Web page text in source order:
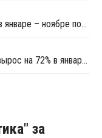
Импорт ПК-гранулята в Россию вырос в январе – ноябре почти в 2 раза
Экспорт ПК через Беларусь в Россию вырос на 72% в январе – октябре
за